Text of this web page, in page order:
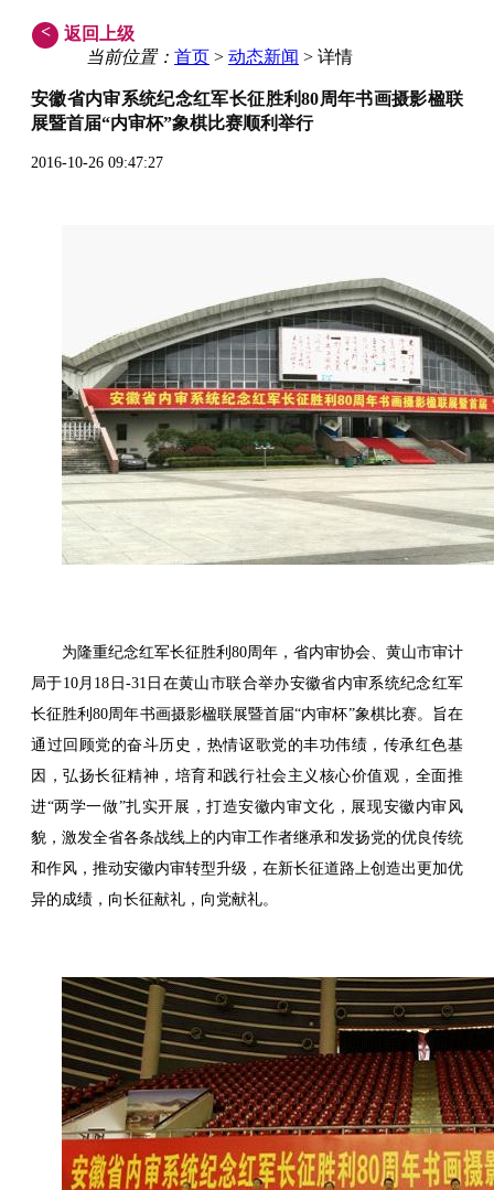
<
返回上级
当前位置： 首页 > 动态新闻 > 详情
安徽省内审系统纪念红军长征胜利80周年书画摄影楹联
展暨首届“内审杯”象棋比赛顺利举行
2016-10-26 09:47:27
为隆重纪念红军长征胜利80周年，省内审协会、黄山市审计
局于10月18日-31日在黄山市联合举办安徽省内审系统纪念红军
长征胜利80周年书画摄影楹联展暨首届“内审杯”象棋比赛。旨在
通过回顾党的奋斗历史，热情讴歌党的丰功伟绩，传承红色基
因，弘扬长征精神，培育和践行社会主义核心价值观，全面推
进“两学一做”扎实开展，打造安徽内审文化，展现安徽内审风
貌，激发全省各条战线上的内审工作者继承和发扬党的优良传统
和作风，推动安徽内审转型升级，在新长征道路上创造出更加优
异的成绩，向长征献礼，向党献礼。